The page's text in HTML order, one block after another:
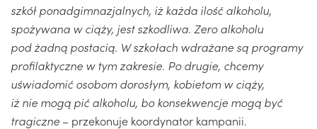
szkół ponadgimnazjalnych, iż każda ilość alkoholu,
spożywana w ciąży, jest szkodliwa. Zero alkoholu
pod żadną postacią. W szkołach wdrażane są programy
profilaktyczne w tym zakresie. Po drugie, chcemy
uświadomić osobom dorosłym, kobietom w ciąży,
iż nie mogą pić alkoholu, bo konsekwencje mogą być
tragiczne – przekonuje koordynator kampanii.